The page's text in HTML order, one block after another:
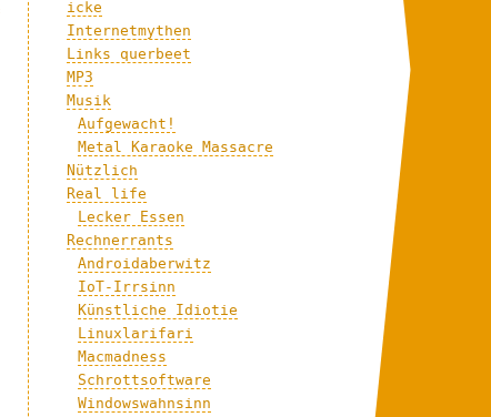
icke
Internetmythen
Links querbeet
MP3
Musik
Aufgewacht!
Metal Karaoke Massacre
Nützlich
Real life
Lecker Essen
Rechnerrants
Androidaberwitz
IoT-Irrsinn
Künstliche Idiotie
Linuxlarifari
Macmadness
Schrottsoftware
Windowswahnsinn